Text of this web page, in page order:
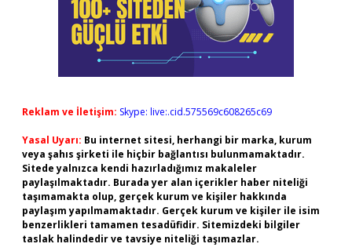
Reklam ve İletişim: Skype: live:.cid.575569c608265c69
Yasal Uyarı: Bu internet sitesi, herhangi bir marka, kurum
veya şahıs şirketi ile hiçbir bağlantısı bulunmamaktadır.
Sitede yalnızca kendi hazırladığımız makaleler
paylaşılmaktadır. Burada yer alan içerikler haber niteliği
taşımamakta olup, gerçek kurum ve kişiler hakkında
paylaşım yapılmamaktadır. Gerçek kurum ve kişiler ile isim
benzerlikleri tamamen tesadüfidir. Sitemizdeki bilgiler
taslak halindedir ve tavsiye niteliği taşımazlar.